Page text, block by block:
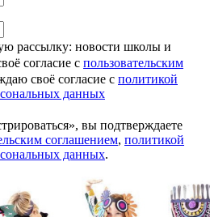
рассылку: новости школы и
согласие с пользовательским
своё согласие с политикой
данных
вы подтверждаете
соглашением, политикой
данных.